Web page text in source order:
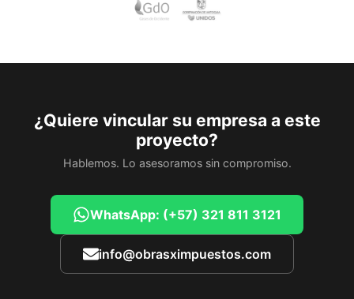
¿Quiere vincular su empresa a este
proyecto?
Hablemos. Lo asesoramos sin compromiso.
WhatsApp: (+57) 321 811 3121
info@obrasximpuestos.com